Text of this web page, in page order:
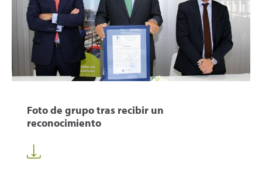
Foto de grupo tras recibir un
reconocimiento